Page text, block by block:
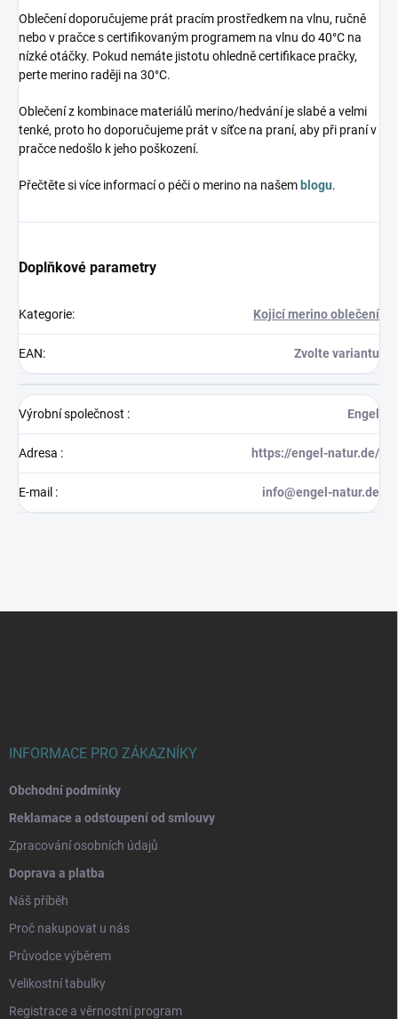
Oblečení doporučujeme prát pracím prostředkem na vlnu, ručně
nebo v pračce s certifikovaným programem na vlnu do 40°C na
nízké otáčky. Pokud nemáte jistotu ohledně certifikace pračky,
perte merino raději na 30°C.
Oblečení z kombinace materiálů merino/hedvání je slabé a velmi
tenké, proto ho doporučujeme prát v síťce na praní, aby při praní v
pračce nedošlo k jeho poškození.
Přečtěte si více informací o péči o merino na našem blogu.
Doplňkové parametry
Kategorie: Kojicí merino oblečení
EAN: Zvolte variantu
Výrobní společnost : Engel
Adresa : https://engel-natur.de/
E-mail : info@engel-natur.de
INFORMACE PRO ZÁKAZNÍKY
Obchodní podmínky
Reklamace a odstoupení od smlouvy
Zpracování osobních údajů
Doprava a platba
Náš příběh
Proč nakupovat u nás
Průvodce výběrem
Velikostní tabulky
Registrace a věrnostní program